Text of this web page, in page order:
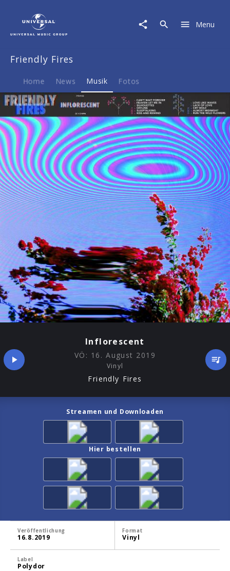
Musik
Inflorescent
Menu
Friendly Fires
Home News Musik Fotos
Inflorescent
VÖ: 16. August 2019
Vinyl
Friendly Fires
Streamen und Downloaden
Hier bestellen
Veröffentlichung
16.8.2019
Format
Vinyl
Label
Polydor